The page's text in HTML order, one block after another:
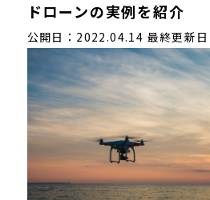
ドローンの実例を紹介
公開日：2022.04.14 最終更新